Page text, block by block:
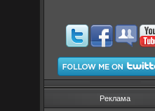
Реклама